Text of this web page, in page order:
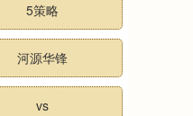
5策略
河源华锋
vs